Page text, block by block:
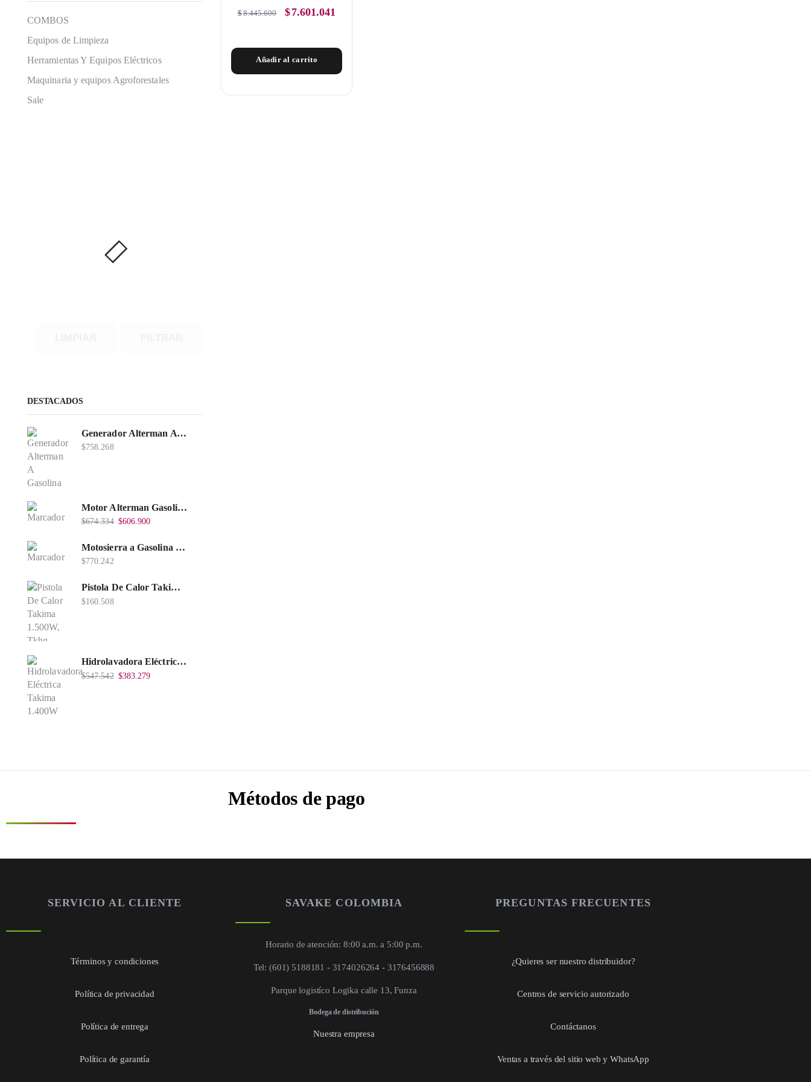
$8.445.600 $7.601.041
Añadir al carrito
COMBOS
Equipos de Limpieza
Herramientas Y Equipos Eléctricos
Maquinaria y equipos Agroforestales
Sale
DESTACADOS
Generador Alterman A Gasolina 2T, 950W, Encendido Manual, 120 V, Con Chasis, EGG950-I.
$758.268
Motor Alterman Gasolina 4T, 6.5Hp Eje Cuña/Rosca 3/4", Xge65K.
$674.334 $606.900
Motosierra a Gasolina 52 Barra 20'' PD
$770.242
Pistola De Calor Takima 1.500W, Tkhg-1500.
$160.508
Hidrolavadora Eléctrica Takima 1.400W 1.600Psi, Tkepw-1600-A.
$547.542 $383.279
Métodos de pago
SERVICIO AL CLIENTE
Términos y condiciones
Política de privacidad
Política de entrega
Política de garantía
SAVAKE COLOMBIA
Horario de atención: 8:00 a.m. a 5:00 p.m.
Tel: (601) 5188181 - 3174026264 - 3176456888
Parque logistíco Logika calle 13, Funza
Bodega de distribución
Nuestra empresa
PREGUNTAS FRECUENTES
¿Quieres ser nuestro distribuidor?
Centros de servicio autorizado
Contáctanos
Ventas a través del sitio web y WhatsApp